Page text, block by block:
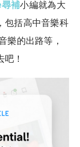
Li
n
k
A
p
補小編就為大
包括高中音樂科
樂的出路等，
！